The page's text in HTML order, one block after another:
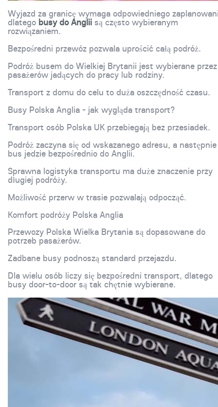
Wyjazd za granicę wymaga odpowiedniego
dlatego busy do Anglii są często wybieranym
rozwiązaniem.
Bezpośredni przewóz pozwala uprościć całą podróż.
Podróż busem do Wielkiej Brytanii jest wybierane przez
pasażerów jadących do pracy lub rodziny.
Transport z domu do celu to duża oszczędność czasu.
Busy Polska Anglia - jak wygląda transport?
Transport osób Polska UK przebiegają bez przesiadek.
Podróż zaczyna się od wskazanego adresu, a następnie
bus jedzie bezpośrednio do Anglii.
Sprawna logistyka transportu ma duże znaczenie przy
długiej podróży.
Możliwość przerw w trasie pozwalają odpocząć.
Komfort podróży Polska Anglia
Przewozy Polska Wielka Brytania są dopasowane do
potrzeb pasażerów.
Zadbane busy podnoszą standard przejazdu.
Dla wielu osób liczy się bezpośredni transport, dlatego
busy door-to-door są tak chętnie wybierane.